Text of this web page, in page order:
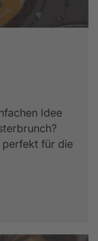
Idee
perfekt für die